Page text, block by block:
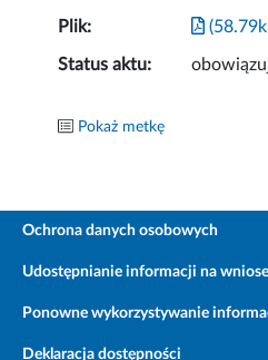
Plik:
Status aktu:
Pokaż metkę
Ochrona danych osobowych
Udostępnianie informacji na
Ponowne wykorzystywanie
Deklaracja dostępności